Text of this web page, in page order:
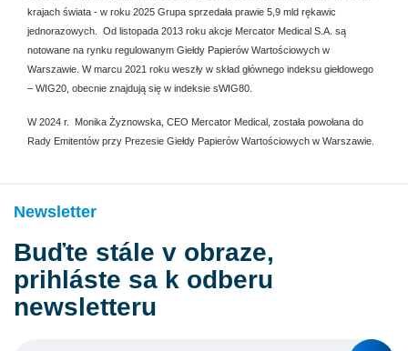
krajach świata - w roku 2025 Grupa sprzedała prawie 5,9 mld rękawic
jednorazowych. Od listopada 2013 roku akcje Mercator Medical S.A. są
notowane na rynku regulowanym Giełdy Papierów Wartościowych w
Warszawie. W marcu 2021 roku weszły w skład głównego indeksu giełdowego
– WIG20, obecnie znajdują się w indeksie sWIG80.
W 2024 r. Monika Żyznowska, CEO Mercator Medical, została powołana do
Rady Emitentów przy Prezesie Giełdy Papierów Wartościowych w Warszawie.
Newsletter
Buďte stále v obraze,
prihláste sa k odberu
newsletteru